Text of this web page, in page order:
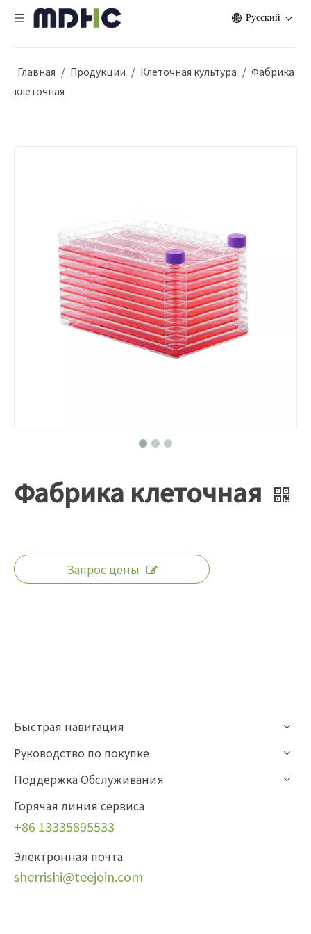
Pусский
Главная / Продукции / Клеточная культура / Фабрика
клеточная
Фабрика клеточная
Запрос цены
Быстрая навигация
Руководство по покупке
Поддержка Обслуживания
Горячая линия сервиса
+86 13335895533
Электронная почта
sherrishi@teejoin.com